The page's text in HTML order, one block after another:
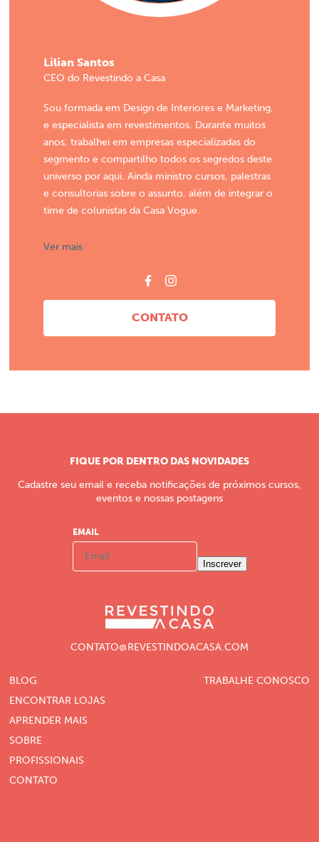
Lilian Santos
CEO do Revestindo a Casa
Sou formada em Design de Interiores e Marketing,
e especialista em revestimentos. Durante muitos
anos, trabalhei em empresas especializadas do
segmento e compartilho todos os segredos deste
universo por aqui. Ainda ministro cursos, palestras
e consultorias sobre o assunto, além de integrar o
time de colunistas da Casa Vogue.
Ver mais
CONTATO
FIQUE POR DENTRO DAS NOVIDADES
Cadastre seu email e receba notificações de próximos cursos,
eventos e nossas postagens
EMAIL
Inscrever
CONTATO@REVESTINDOACASA.COM
BLOG
ENCONTRAR LOJAS
APRENDER MAIS
SOBRE
PROFISSIONAIS
CONTATO
TRABALHE CONOSCO